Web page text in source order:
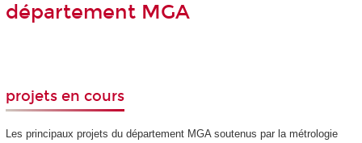
département MGA
projets en cours
Les principaux projets du département MGA soutenus par la métrologie